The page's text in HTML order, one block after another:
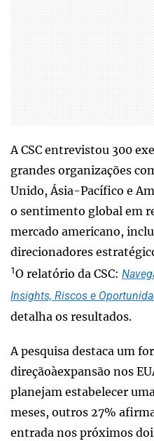
A CSC entrevistou 300
grandes organizações
Unido, Ásia-Pacífico e
o sentimento global em
mercado americano,
direcionadores
1O relatório da CSC:
Insights, Riscos e
detalha os resultados.
A pesquisa destaca um
direçãoàexpansão nos
planejam estabelecer
meses, outros 27%
entrada nos próximos